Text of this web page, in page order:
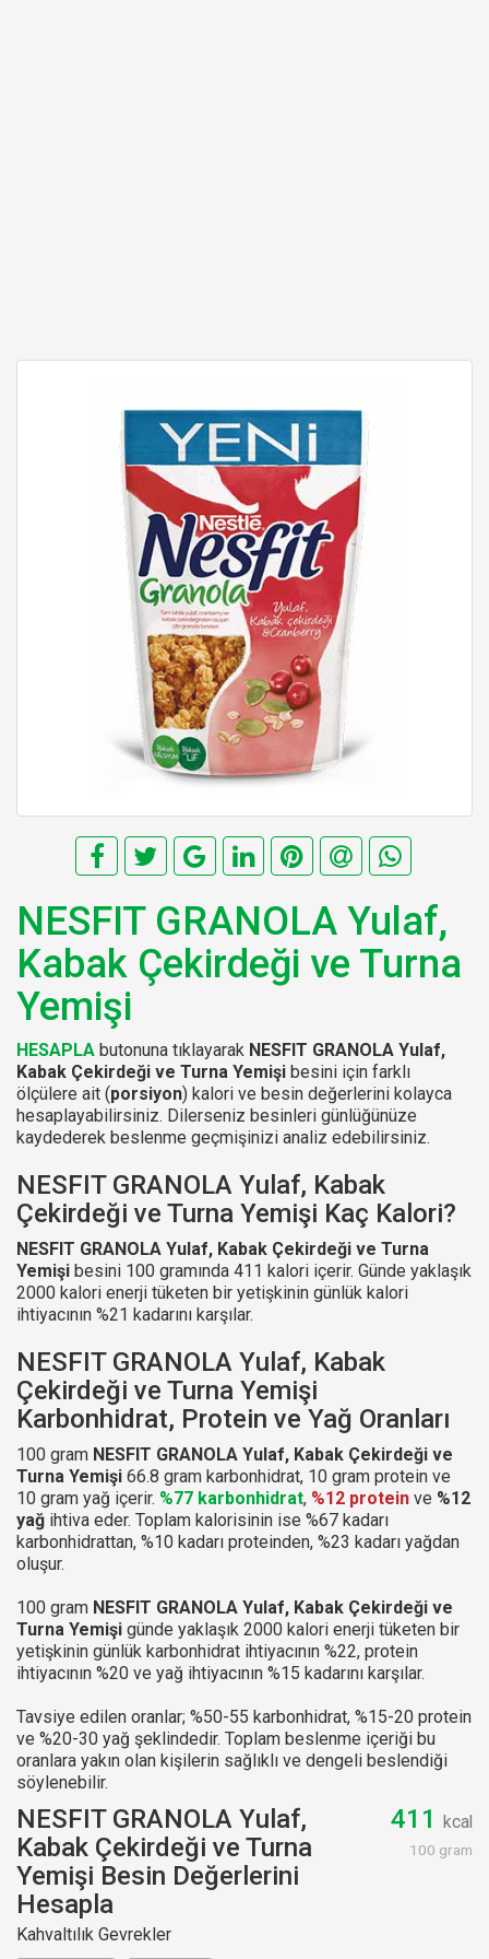
NESFIT GRANOLA Yulaf,
Kabak Çekirdeği ve Turna
Yemişi
HESAPLA butonuna tıklayarak NESFIT GRANOLA Yulaf,
Kabak Çekirdeği ve Turna Yemişi besini için farklı
ölçülere ait (porsiyon) kalori ve besin değerlerini kolayca
hesaplayabilirsiniz. Dilerseniz besinleri günlüğünüze
kaydederek beslenme geçmişinizi analiz edebilirsiniz.
NESFIT GRANOLA Yulaf, Kabak
Çekirdeği ve Turna Yemişi Kaç Kalori?
NESFIT GRANOLA Yulaf, Kabak Çekirdeği ve Turna
Yemişi besini 100 gramında 411 kalori içerir. Günde yaklaşık
2000 kalori enerji tüketen bir yetişkinin günlük kalori
ihtiyacının %21 kadarını karşılar.
NESFIT GRANOLA Yulaf, Kabak
Çekirdeği ve Turna Yemişi
Karbonhidrat, Protein ve Yağ Oranları
100 gram NESFIT GRANOLA Yulaf, Kabak Çekirdeği ve
Turna Yemişi 66.8 gram karbonhidrat, 10 gram protein ve
10 gram yağ içerir. %77 karbonhidrat, %12 protein ve %12
yağ ihtiva eder. Toplam kalorisinin ise %67 kadarı
karbonhidrattan, %10 kadarı proteinden, %23 kadarı yağdan
oluşur.
100 gram NESFIT GRANOLA Yulaf, Kabak Çekirdeği ve
Turna Yemişi günde yaklaşık 2000 kalori enerji tüketen bir
yetişkinin günlük karbonhidrat ihtiyacının %22, protein
ihtiyacının %20 ve yağ ihtiyacının %15 kadarını karşılar.
Tavsiye edilen oranlar; %50-55 karbonhidrat, %15-20 protein
ve %20-30 yağ şeklindedir. Toplam beslenme içeriği bu
oranlara yakın olan kişilerin sağlıklı ve dengeli beslendiği
söylenebilir.
NESFIT GRANOLA Yulaf,
Kabak Çekirdeği ve Turna
Yemişi Besin Değerlerini
Hesapla
Kahvaltılık Gevrekler
411 kcal
100 gram